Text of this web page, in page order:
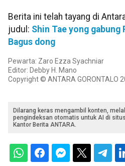
Berita ini telah tayang di
judul: Shin Tae yong
Bagus dong
Pewarta: Zaro Ezza Syachniar
Editor: Debby H. Mano
Copyright © ANTARA GORONTALO
Dilarang keras mengambil konten,
pengindeksan otomatis untuk AI di
Kantor Berita ANTARA.